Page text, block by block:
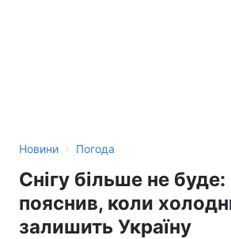
Новини › Погода
Снігу більше не
пояснив, коли
залишить Україну